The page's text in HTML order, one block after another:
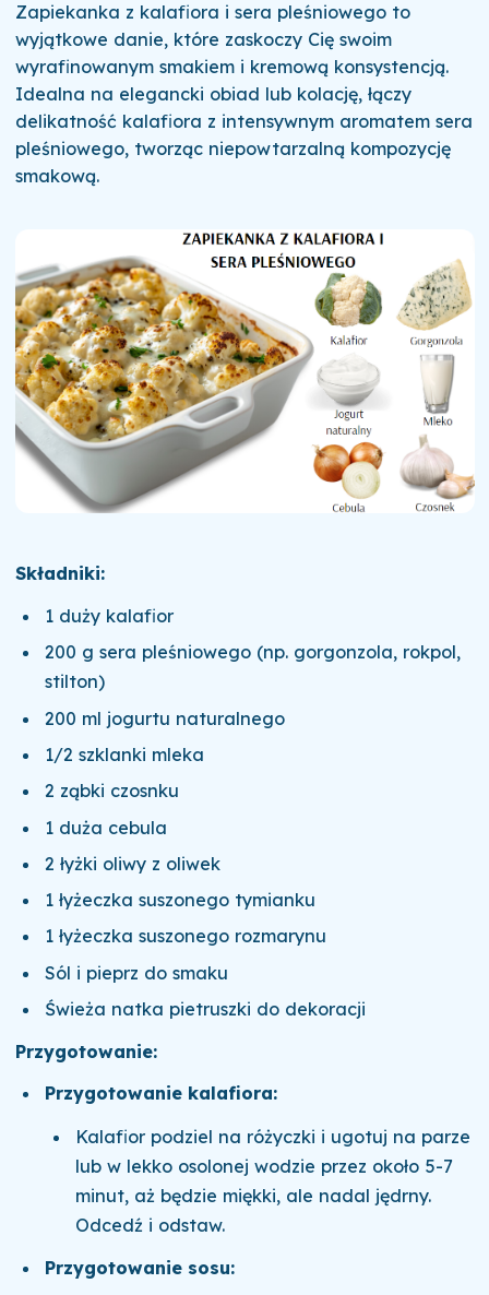
Zapiekanka z kalafiora i sera pleśniowego to
wyjątkowe danie, które zaskoczy Cię swoim
wyrafinowanym smakiem i kremową konsystencją.
Idealna na elegancki obiad lub kolację, łączy
delikatność kalafiora z intensywnym aromatem sera
pleśniowego, tworząc niepowtarzalną kompozycję
smakową.
Składniki:
1 duży kalafior
200 g sera pleśniowego (np. gorgonzola, rokpol,
stilton)
200 ml jogurtu naturalnego
1/2 szklanki mleka
2 ząbki czosnku
1 duża cebula
2 łyżki oliwy z oliwek
1 łyżeczka suszonego tymianku
1 łyżeczka suszonego rozmarynu
Sól i pieprz do smaku
Świeża natka pietruszki do dekoracji
Przygotowanie:
Przygotowanie kalafiora:
Kalafior podziel na różyczki i ugotuj na parze
lub w lekko osolonej wodzie przez około 5-7
minut, aż będzie miękki, ale nadal jędrny.
Odcedź i odstaw.
Przygotowanie sosu: